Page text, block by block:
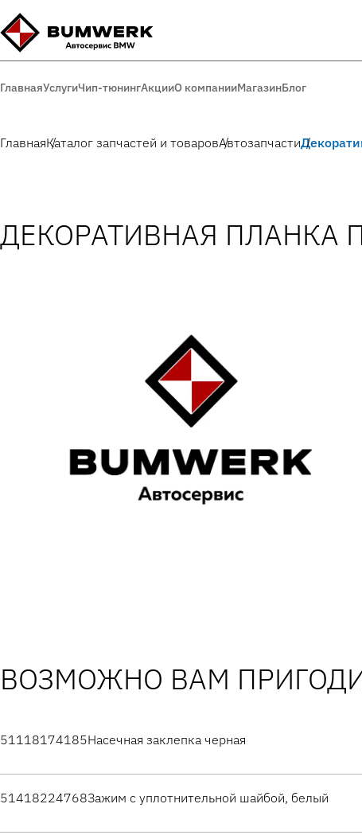
ГлавнаяУслугиЧип-тюнингАкцииО компанииМагазинБлог
ГлавнаяКаталог запчастей и товаровАвтозапчасти
ДЕКОРАТИВНАЯ ПЛАНКА
ВОЗМОЖНО ВАМ
51118174185Насечная заклепка черная
51418224768Зажим с уплотнительной шайбой, белый